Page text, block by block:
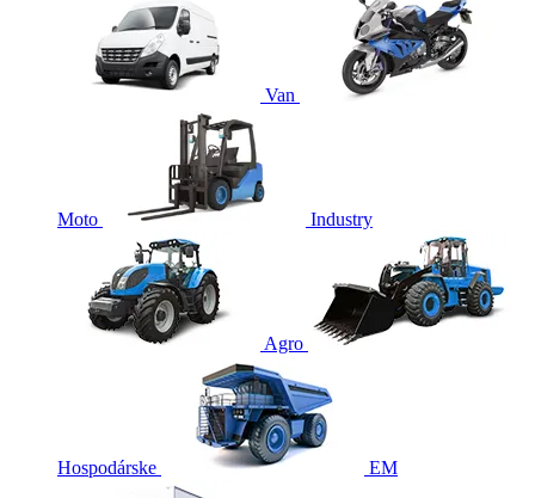
Van
Moto Industry
Agro
Hospodárske EM